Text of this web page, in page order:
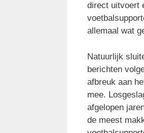
direct uitvoert
allemaal wat
Natuurlijk
berichten
afbreuk aan
mee.
afgelopen
de meest